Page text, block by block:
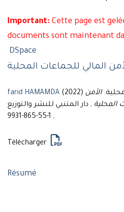
Important: Cette page est
documents sont maintenant
DSpace
المالي للجماعات المحلية
farid HAMAMDA
الأمن
المحلية , دار المتنبي للنشر والتوزيع, ISBN : 978-
9931-865-55-1 ,
Télécharger
Résumé